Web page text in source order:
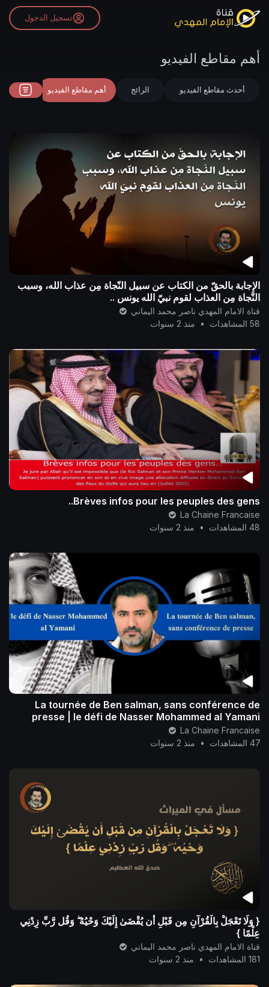
تسجيل الدخول
أهم مقاطع الفيديو
أحدث مقاطع الفيديو الرائج أهم مقاطع الفيديو
الإجابة بالحقّ من الكتاب عن سبيل النّجاة مِن عذاب الله، وسبب
النَّجاة مِن العذاب لقوم نبيّ الله يونس ..
قناة الامام المهدي ناصر محمد اليماني
58 المشاهدات
• منذ 2 سنوات
Brèves infos pour les peuples des gens..
La Chaine Francaise
48 المشاهدات
• منذ 2 سنوات
La tournée de Ben salman, sans conférence de
presse | le défi de Nasser Mohammed al Yamani
La Chaine Francaise
47 المشاهدات
• منذ 2 سنوات
{ وَلَا تَعْجَلْ بِالْقُرْآنِ مِن قَبْلِ أَن يُقْضَىٰ إِلَيْكَ وَحْيُهُ ۖ وَقُل رَّبِّ زِدْنِي
عِلْمًا }
قناة الامام المهدي ناصر محمد اليماني
181 المشاهدات
• منذ 2 سنوات